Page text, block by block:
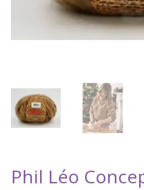
Phil Léo